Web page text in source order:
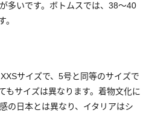
多いです。ボトムスでは、38〜40
。
サイズで、5号と同等のサイズで
もサイズは異なります。着物文化に
の日本とは異なり、イタリアはシ